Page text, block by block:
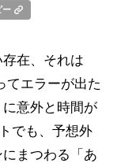
ー
在、それは
てエラーが出た
意外と時間が
でも、予想外
まつわる「あ